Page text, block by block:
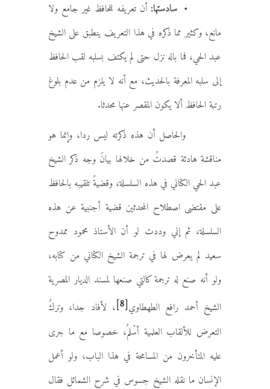
• سادستها: أن تعريفه للحافظ غير جامع ولا
مانع، وكثير مما ذكره في هذا التعريف ينطبق على الشيخ
عبد الحي، فما باله نزل حتى لم يكتف بسلبه لقب الحافظ
إلى سلبه المعرفة بالحديث، مع أنه لا يلزم من عدم بلوغ
رتبة الحافظ ألا يكون المقصر عنها محدثا.
والحاصل أن هذه ذكرته ليس ردا، وإنما هو
مناقشة هادئة قصدتُ من خلالها بيانَ وجه ذكر الشيخ
عبد الحي الكتاني في هذه السلسلة، وقضيةُ تلقيبه بالحافظ
على مقتضى اصطلاح المحدثين قضية أجنبية عن هذه
السلسلة، ثم إني وددت لو أن الأستاذ محمود ممدوح
سعيد لم يعرض لها في ترجمة الشيخ الكتاني من كتابه،
ولو أنه صنع له ترجمة كالتي صنعها لمسند الديار المصرية
الشيخ أحمد رافع الطهطاوي[8] ، لأفاد جدا، وتركُ
التعرض للألقاب العلمية أسْلمُ، خصوصا مع ما جرى
عليه المتأخرون من المسامحة في هذا الباب، ولو أعمل
الإنسان ما نقله الشيخ جسوس في شرح الشمائل فقال